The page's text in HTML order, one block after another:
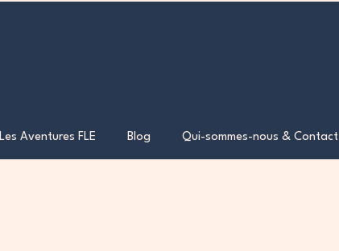
Les Aventures FLE Blog Qui-sommes-nous & Contact